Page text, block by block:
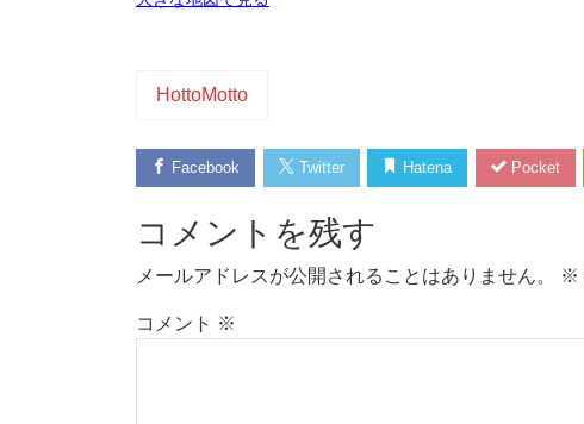
HottoMotto
Facebook Twitter Hatena Pocket
コメントを残す
メールアドレスが公開されることはありません。 ※
コメント ※